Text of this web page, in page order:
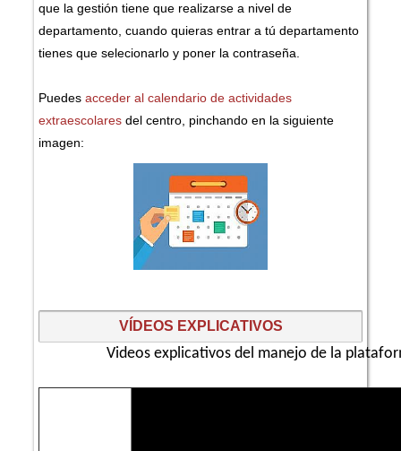
que la gestión tiene que realizarse a nivel de
departamento, cuando quieras entrar a tú departamento
tienes que selecionarlo y poner la contraseña.
Puedes acceder al calendario de actividades
extraescolares del centro, pinchando en la siguiente
imagen:
VÍDEOS EXPLICATIVOS
Videos explicativos del manejo de la